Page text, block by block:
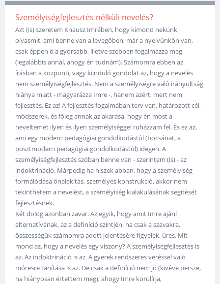
Személyiségfejlesztés nélküli nevelés?
Azt (is) szeretem Knausz Imrében, hogy kimond nekünk
olyasmit, ami benne van a levegőben, már a nyelvünkön van,
csak éppen ő a gyorsabb, illetve szebben fogalmazza meg
(legalábbis annál, ahogy én tudnám). Számomra ebben az
írásban a központi, vagy kiinduló gondolat az, hogy a nevelés
nem személyiségfejlesztés. Nem a személyiségre való irányultság
hiánya miatt - magyarázza Imre -, hanem azért, mert nem
fejlesztés. Ez az! A fejlesztés fogalmában terv van, határozott cél,
módszerek, és főleg annak az akarása, hogy én most a
neveltemet ilyen és ilyen személyiséggel ruházzam fel. És ez az,
ami egy modern pedagógiai gondolkodástól (bocsánat, a
posztmodern pedagógiai gondolkodástól) idegen. A
személyiségfejlesztés szóban benne van - szerintem (is) - az
indoktrináció. Márpedig ha hiszek abban, hogy a személyiség
formálódása önalakítás, személyes konstrukció, akkor nem
tekinthetem a nevelést, a személyiség kialakulásának segítését
fejlesztésnek.
Két dolog azonban zavar. Az egyik, hogy amit Imre ajánl
alternatívának, az a definíció szintjén, ha csak a szavakra,
összességük számomra adott jelentésére figyelek, üres. Mit
mond az, hogy a nevelés egy viszony? A személyiségfejlesztés is
az. Az indoktrináció is az. A gyerek rendszeres veréssel való
móresre tanítása is az. De csak a definíció nem jó (kivéve persze,
ha hiányosan értettem meg), ahogy Imre körülírja,